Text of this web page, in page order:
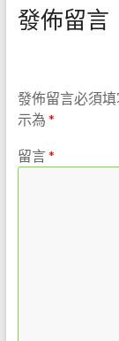
發佈留言
發佈留言必須
示為 *
留言*